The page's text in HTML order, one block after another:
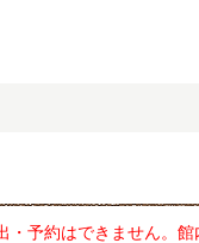
予約はできません。